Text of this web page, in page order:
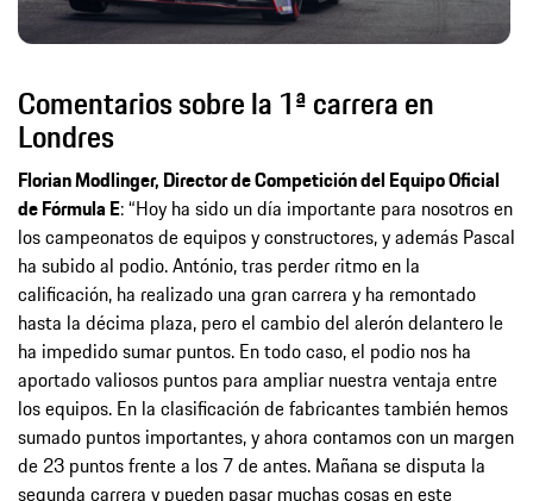
Comentarios sobre la 1ª carrera en
Londres
Florian Modlinger, Directorde Competición del Equipo Oficial
de Fórmula E: “Hoy ha sido un día importante para nosotros en
los campeonatos de equipos y constructores, y además Pascal
ha subido al podio. António, tras perder ritmo en la
calificación, ha realizado una gran carrera y ha remontado
hasta la décima plaza, pero el cambio del alerón delantero le
ha impedido sumar puntos. En todo caso, el podio nos ha
aportado valiosos puntos para ampliar nuestra ventaja entre
los equipos. En la clasificación de fabricantes también hemos
sumado puntos importantes, y ahora contamos con un margen
de 23 puntos frente a los 7 de antes. Mañana se disputa la
segunda carrera y pueden pasar muchas cosas en este